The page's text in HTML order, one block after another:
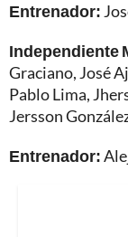
Entrenador:
Independiente
Graciano, José
Pablo Lima,
Jersson
Entrenador: